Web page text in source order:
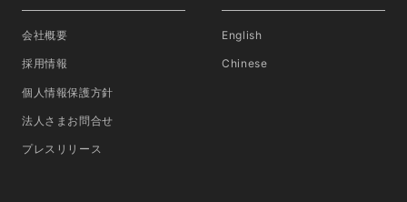
会社概要
採用情報
個人情報保護方針
法人さまお問合せ
プレスリリース
English
Chinese